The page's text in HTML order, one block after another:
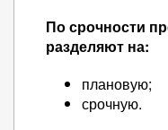
По срочности
разделяют на:
плановую;
срочную.